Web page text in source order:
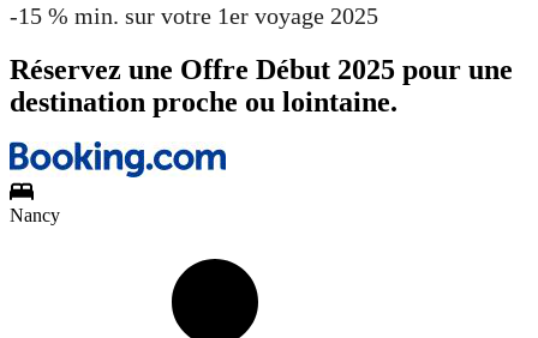
-15 % min. sur votre 1er voyage 2025
Réservez une Offre Début 2025 pour une
destination proche ou lointaine.
Nancy